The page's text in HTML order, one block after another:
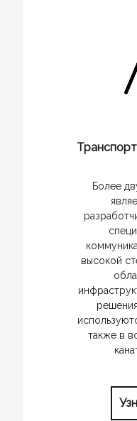
Более
высокой
также в